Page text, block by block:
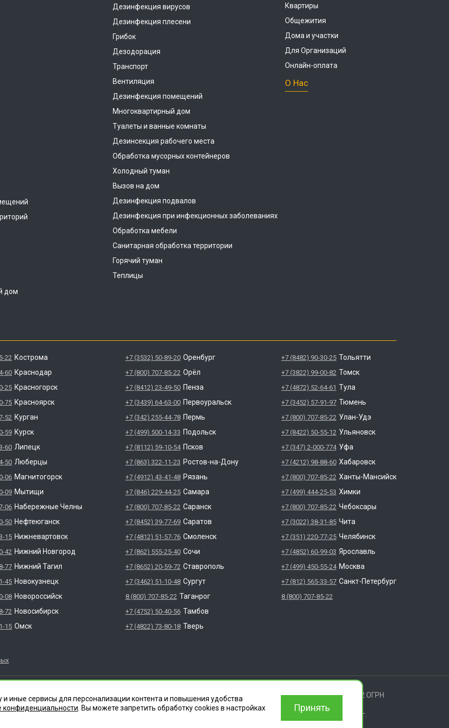
дом
Дезинфекция вирусов
Дезинфекция плесени
Грибок
Дезодорация
Транспорт
Вентиляция
Дезинфекция помещений
Многоквартирный дом
Туалеты и ванные комнаты
Дезинсекция рабочего места
Обработка мусорных контейнеров
Холодный туман
Вызов на дом
Дезинфекция подвалов
Дезинфекция при инфекционных заболеваниях
Обработка мебели
Санитарная обработка территории
Горячий туман
Теплицы
Квартиры
Общежития
Дома и участки
Для Организаций
Онлайн-оплата
О Нас
22 Кострома
60 Краснодар
25 Красногорск
75 Красноярск
52 Курган
59 Курск
60 Липецк
50 Люберцы
06 Магнитогорск
09 Мытищи
06 Набережные Челны
50 Нефтеюганск
15 Нижневартовск
42 Нижний Новгород
77 Нижний Тагил
45 Новокузнецк
08 Новороссийск
72 Новосибирск
15 Омск
+7 (3532) 50-89-20 Оренбург
+7 (800) 707-85-22 Орёл
+7 (8412) 23-49-50 Пенза
+7 (3439) 64-63-00 Первоуральск
+7 (342) 255-44-78 Пермь
+7 (499) 500-14-33 Подольск
+7 (8112) 59-10-54 Псков
+7 (863) 322-11-23 Ростов-на-Дону
+7 (4912) 43-41-48 Рязань
+7 (846) 229-44-25 Самара
+7 (800) 707-85-22 Саранск
+7 (8452) 39-77-69 Саратов
+7 (4812) 51-57-76 Смоленск
+7 (862) 555-25-40 Сочи
+7 (8652) 20-59-72 Ставрополь
+7 (3462) 51-10-48 Сургут
8 (800) 707-85-22 Таганрог
+7 (4752) 50-40-56 Тамбов
+7 (4822) 73-80-18 Тверь
+7 (8482) 90-30-25 Тольятти
+7 (3822) 99-00-82 Томск
+7 (4872) 52-64-61 Тула
+7 (3452) 57-91-97 Тюмень
+7 (800) 707-85-22 Улан-Удэ
+7 (8422) 50-55-12 Ульяновск
+7 (347) 2-000-774 Уфа
+7 (4212) 98-88-60 Хабаровск
+7 (800) 707-85-22 Ханты-Мансийск
+7 (499) 444-25-53 Химки
+7 (800) 707-85-22 Чебоксары
+7 (3022) 38-31-85 Чита
+7 (351) 220-77-25 Челябинск
+7 (4852) 60-99-03 Ярославль
+7 (499) 450-55-24 Москва
+7 (812) 565-33-57 Санкт-Петербург
8 (800) 707-85-22
620012 СВЕРДЛОВСКАЯ ОБЛАСТЬ Г. ЕКАТЕРИНБУРГ, УЛ. ИЛЬИЧА ДОМ 14 КВ 11 ИНН: 6686112972 ОГРН
(ЕРУЛ №Л064-00111-66/0161566). Место осуществления деятельности согласно лицензии г.
иные сервисы для персонализации контента и повышения удобства
конфиденциальности . Вы можете запретить обработку сookies в настройках
Принять